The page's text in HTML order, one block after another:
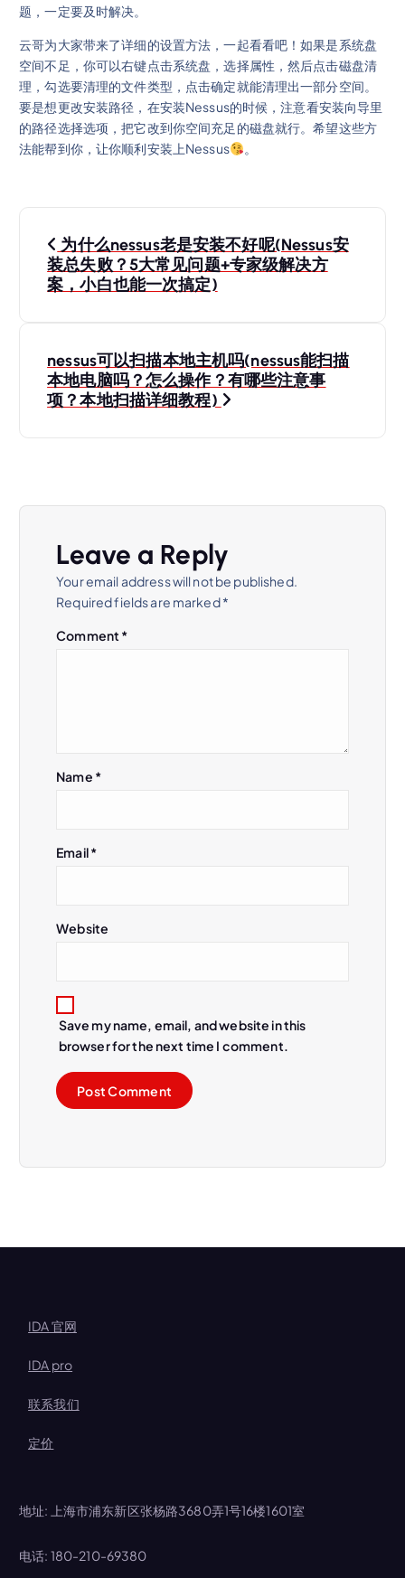
题，一定要及时解决。
云哥为大家带来了详细的设置方法，一起看看吧！如果是系统盘
空间不足，你可以右键点击系统盘，选择属性，然后点击磁盘清
理，勾选要清理的文件类型，点击确定就能清理出一部分空间。
要是想更改安装路径，在安装Nessus的时候，注意看安装向导里
的路径选择选项，把它改到你空间充足的磁盘就行。希望这些方
法能帮到你，让你顺利安装上Nessus
。
为什么nessus老是安装不好呢(Nessus安
装总失败？5大常见问题+专家级解决方
案，小白也能一次搞定)
nessus可以扫描本地主机吗(nessus能扫描
本地电脑吗？怎么操作？有哪些注意事
项？本地扫描详细教程)
Leave a Reply
Your email address will not be published.
Required fields are marked*
Comment *
Name *
Email*
Website
Save my name, email, and website in this
browser for the next time I comment.
IDA 官网
IDA pro
联系我们
定价
地址: 上海市浦东新区张杨路3680弄1号16楼1601室
电话: 180-210-69380